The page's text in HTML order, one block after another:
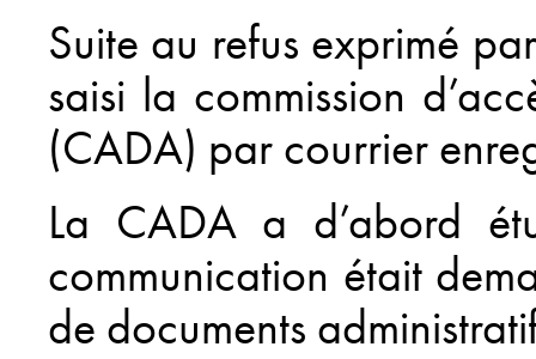
Suite au refus exprimé
saisi la commission
(CADA) par courrier
La CADA a d’abord
communication était
de documents